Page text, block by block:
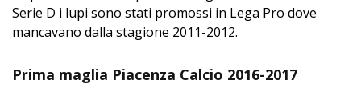
Serie D i lupi sono stati promossi in Lega Pro dove
mancavano dalla stagione 2011-2012.
Prima maglia Piacenza Calcio 2016-2017